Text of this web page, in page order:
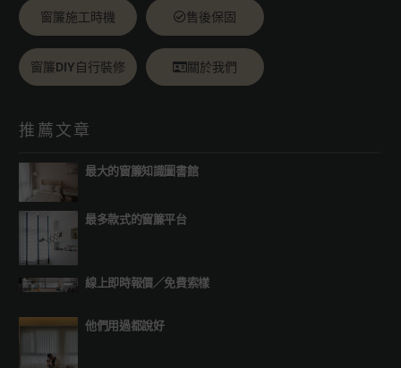
窗簾施工時機 售後保固
窗簾DIY自行裝修 關於我們
推薦文章
最大的窗簾知識圖書館
最多款式的窗簾平台
線上即時報價／免費索樣
他們用過都說好